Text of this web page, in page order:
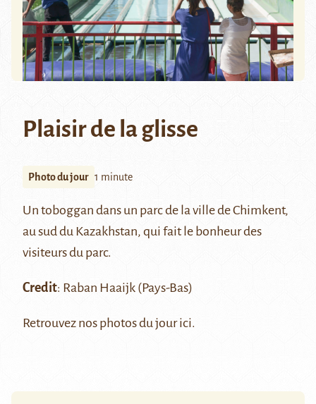
Plaisir de la glisse
Photo du jour 1 minute
Un toboggan dans un parc de la ville deChimkent,
au sud du Kazakhstan, qui fait le bonheur des
visiteurs du parc.
Credit: Raban Haaijk (Pays-Bas)
Retrouvez nos photos du jourici.